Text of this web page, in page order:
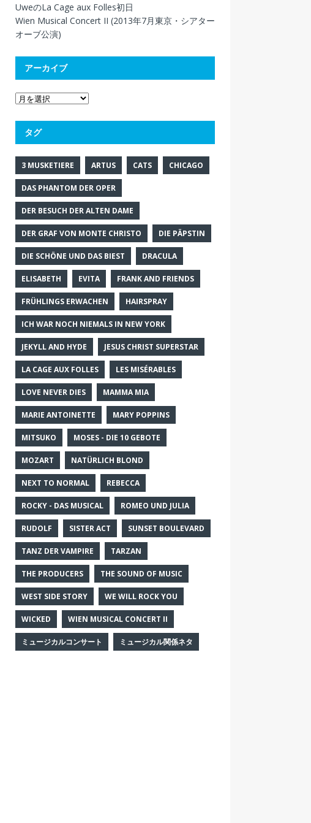
UweのLa Cage aux Folles初日
Wien Musical Concert II (2013年7月東京・シアター
オーブ公演)
アーカイブ
タグ
3 MUSKETIERE ARTUS CATS CHICAGO
DAS PHANTOM DER OPER
DER BESUCH DER ALTEN DAME
DER GRAF VON MONTE CHRISTO DIE PÄPSTIN
DIE SCHÖNE UND DAS BIEST DRACULA
ELISABETH EVITA FRANK AND FRIENDS
FRÜHLINGS ERWACHEN HAIRSPRAY
ICH WAR NOCH NIEMALS IN NEW YORK
JEKYLL AND HYDE JESUS CHRIST SUPERSTAR
LA CAGE AUX FOLLES LES MISÉRABLES
LOVE NEVER DIES MAMMA MIA
MARIE ANTOINETTE MARY POPPINS
MITSUKO MOSES - DIE 10 GEBOTE
MOZART NATÜRLICH BLOND
NEXT TO NORMAL REBECCA
ROCKY - DAS MUSICAL ROMEO UND JULIA
RUDOLF SISTER ACT SUNSET BOULEVARD
TANZ DER VAMPIRE TARZAN
THE PRODUCERS THE SOUND OF MUSIC
WEST SIDE STORY WE WILL ROCK YOU
WICKED WIEN MUSICAL CONCERT II
ミュージカルコンサート ミュージカル関係ネタ